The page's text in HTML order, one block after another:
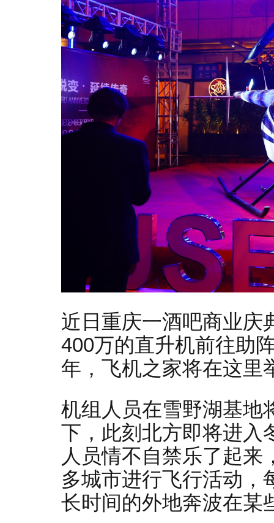
近日重庆一酒吧商业庆
400万的直升机前往助
年，飞机之家将在这里
机组人员在雪野湖基地
下，此刻北方即将进入
人员情不自禁乐了起
多城市进行飞行活动，
长时间的外地奔波在某